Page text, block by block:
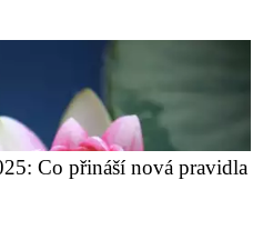
Co přináší nová pravidla